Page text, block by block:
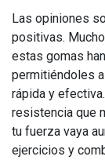
Las opiniones
positivas.
estas gomas
permitiéndoles
rápida y
resistencia que
tu fuerza vaya
ejercicios y